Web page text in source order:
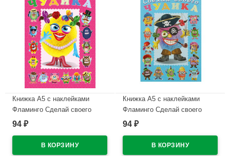
Книжка А5 с наклейками
Фламинго Сделай своего
чудика Маня Ми арт
94 ₽
Книжка А5 с наклейками
Фламинго Сделай своего
чудика Жорж Кукин арт
94 ₽